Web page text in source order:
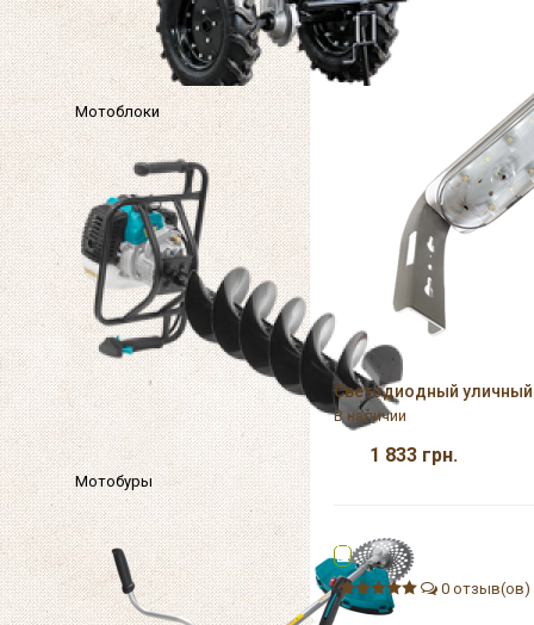
Мотоблоки
Мотобуры
Светодиодный уличный
В наличии
1 833 грн.
0 отзыв(ов)